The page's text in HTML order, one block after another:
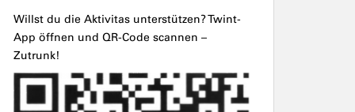
Willst du die Aktivitas unterstützen? Twint-
App öffnen und QR-Code scannen –
Zutrunk!